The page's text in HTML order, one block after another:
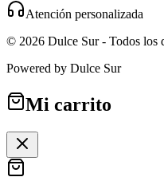
Atención personalizada
© 2026 Dulce Sur- Todos los
Powered by Dulce Sur
Mi carrito